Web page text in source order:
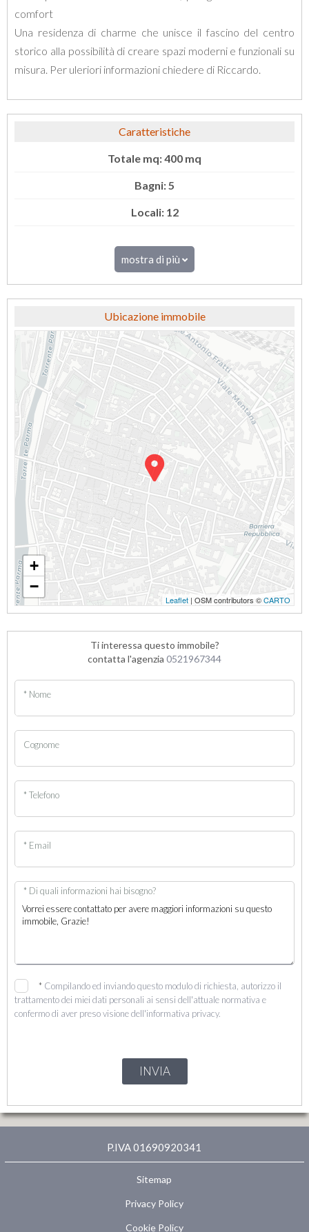
comfort
Una residenza di charme che unisce il fascino del centro
storico alla possibilità di creare spazi moderni e funzionali su
misura. Per uleriori informazioni chiedere di Riccardo.
Caratteristiche
Totale mq: 400 mq
Bagni: 5
Locali: 12
mostra di più
Ubicazione immobile
+
−
Leaflet | OSM contributors ©CARTO
Ti interessa questo immobile?
contatta l'agenzia 0521967344
* Nome
Cognome
* Telefono
* Email
* Di quali informazioni hai bisogno?
* Compilando ed inviando questo modulo di richiesta, autorizzo il
trattamento dei miei dati personali ai sensi dell'attuale normativa e
confermo di aver preso visione dell'informativa privacy.
INVIA
P.IVA 01690920341
Sitemap
Privacy Policy
Cookie Policy